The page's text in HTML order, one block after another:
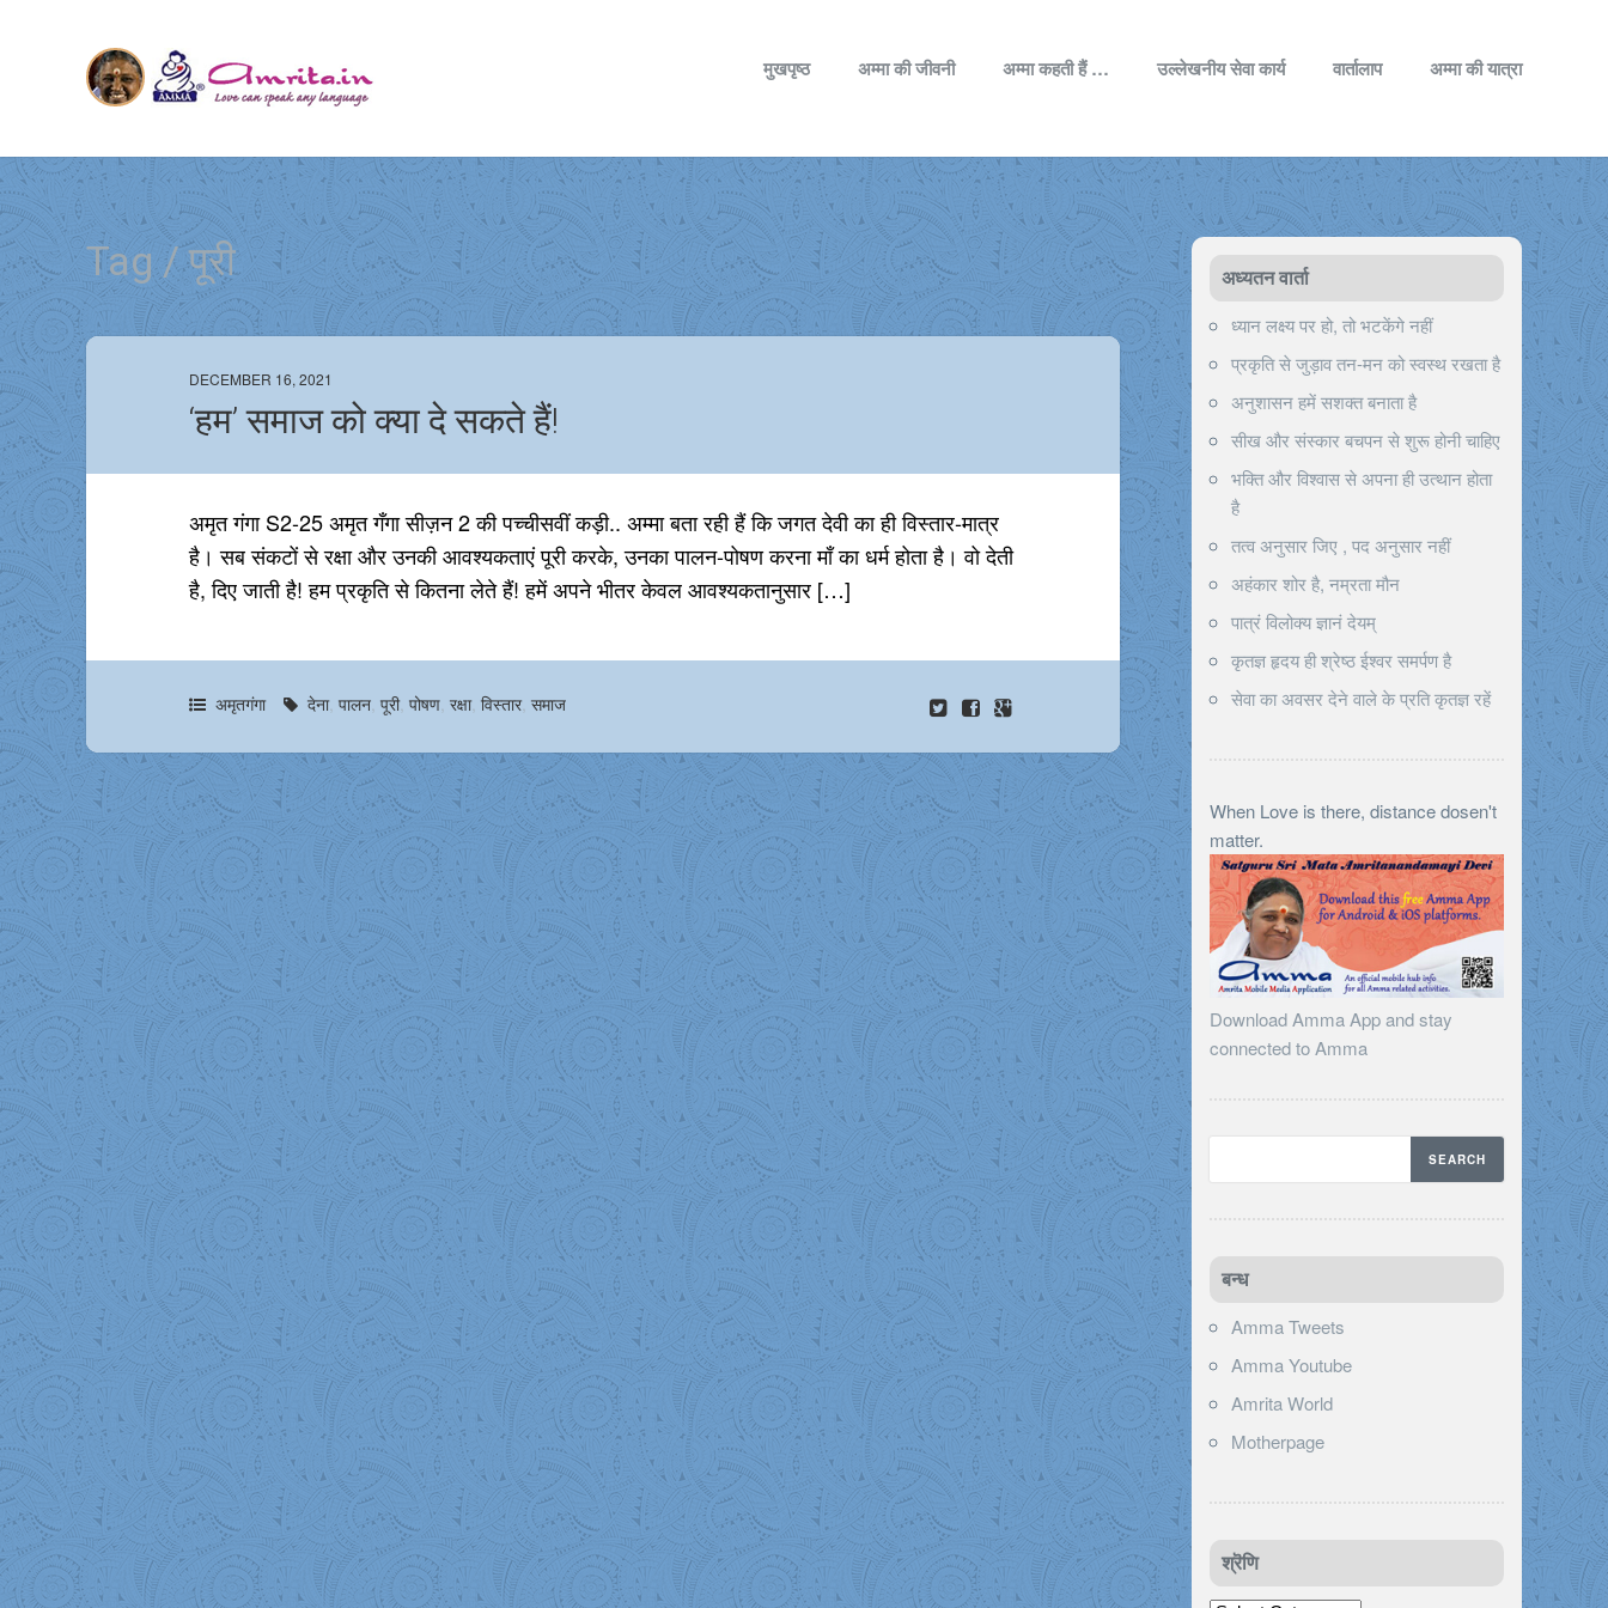
मुखपृष्ठ अम्मा की जीवनी अम्मा कहती हैं … उल्लेखनीय सेवा कार्य वार्तालाप अम्मा की यात्रा
Tag / पूरी
DECEMBER 16, 2021
‘हम’ समाज को क्या दे सकते हैं!
अमृत गंगा S2-25 अमृत गँगा सीज़न 2 की पच्चीसवीं कड़ी.. अम्मा बता रही हैं कि जगत देवी का ही विस्तार-मात्र
है। सब संकटों से रक्षा और उनकी आवश्यकताएं पूरी करके, उनका पालन-पोषण करना माँ का धर्म होता है। वो देती
है, दिए जाती है! हम प्रकृति से कितना लेते हैं! हमें अपने भीतर केवल आवश्यकतानुसार […]
अमृतगंगा देना,पालन ,पूरी,पोषण ,रक्षा,विस्तार,समाज
अध्यतन वार्ता
ध्यान लक्ष्य पर हो, तो भटकेंगे नहीं
प्रकृति से जुड़ाव तन-मन को स्वस्थ रखता है
अनुशासन हमें सशक्त बनाता है
सीख और संस्कार बचपन से शुरू होनी चाहिए
भक्ति और विश्वास से अपना ही उत्थान होता
है
तत्व अनुसार जिए , पद अनुसार नहीं
अहंकार शोर है, नम्रता मौन
पात्रं विलोक्य ज्ञानं देयम्
कृतज्ञ हृदय ही श्रेष्ठ ईश्वर समर्पण है
सेवा का अवसर देने वाले के प्रति कृतज्ञ रहें
When Love is there, distance dosen't
matter.
Download Amma App and stay
connected to Amma
बन्ध
Amma Tweets
Amma Youtube
Amrita World
Motherpage
श्रॆणि